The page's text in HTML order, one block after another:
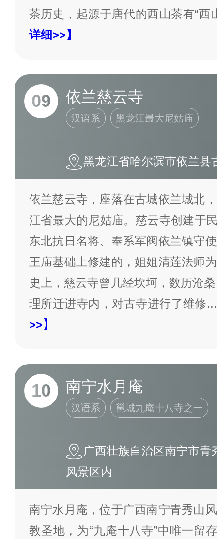
茶历史，起源于唐代的西山茶有“西
详细>>】
09 依兰慈云寺
汉语系 黑龙江最大尼姑庙
黑龙江省哈尔滨市依兰县
依兰慈云寺，座落在古城依兰城北
江省最大的尼姑庙。慈云寺创建于
东北抗日名将、奉系军阀依兰镇守
王庙基础上修建的，姐姐清莲法师
史上，慈云寺曾几经坎坷，数历沧
理所迁进寺内，对古寺进行了维修...
>>】
10 南宁水月庵
汉语系 邕城九庵十八寺之一
广西壮族自治区南宁市青
风景区内
南宁水月庵，位于广西南宁青秀山
教圣地，为“九庵十八寺”中唯一留